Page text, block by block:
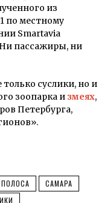
из
по местному
Smartavia
пассажиры, ни
суслики, но и
зоопарка и змеях,
Петербурга,
САМАРА